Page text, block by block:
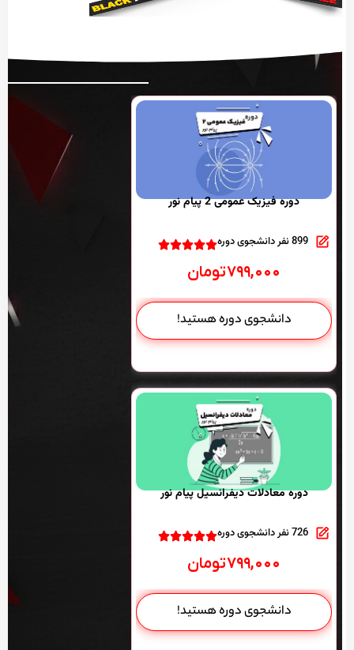
دوره فیزیک عمومی 2 پیام نور
899 نفر دانشجوی دوره
۷۹۹,۰۰۰تومان
دانشجوی دوره هستید!
دوره معادلات دیفرانسیل پیام نور
726 نفر دانشجوی دوره
۷۹۹,۰۰۰تومان
دانشجوی دوره هستید!